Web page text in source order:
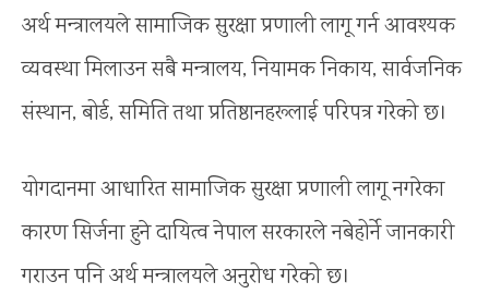
अर्थ मन्त्रालयले सामाजिक सुरक्षा प्रणाली लागू गर्न आवश्यक
व्यवस्था मिलाउन सबै मन्त्रालय, नियामक निकाय, सार्वजनिक
संस्थान, बोर्ड, समिति तथा प्रतिष्ठानहरूलाई परिपत्र गरेको छ।
योगदानमा आधारित सामाजिक सुरक्षा प्रणाली लागू नगरेका
कारण सिर्जना हुने दायित्व नेपाल सरकारले नबेहोर्ने जानकारी
गराउन पनि अर्थ मन्त्रालयले अनुरोध गरेको छ।